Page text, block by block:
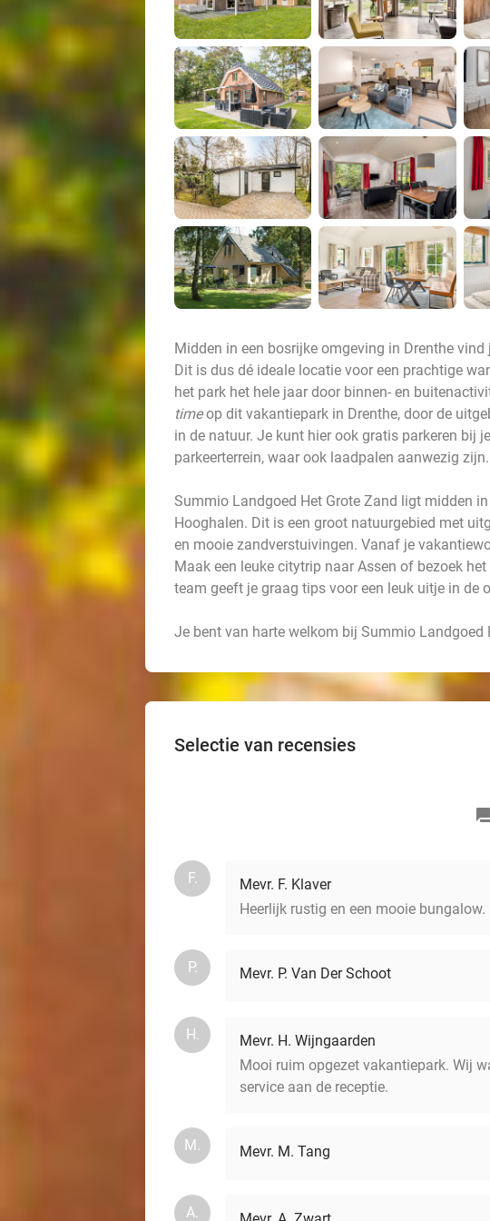
Midden in een bosrijke omgeving in Drenthe
Dit is dus dé ideale locatie voor een prachtige
het park het hele jaar door binnen- en
timeop dit vakantiepark in Drenthe, door de
in de natuur. Je kunt hier ook gratis parkeren bij
parkeerterrein, waar ook laadpalen aanwezig zijn.
Summio Landgoed Het Grote Zand ligt midden
Hooghalen. Dit is een groot natuurgebied met
en mooie zandverstuivingen. Vanaf je
Maak een leuke citytrip naar Assen of bezoek
team geeft je graag tips voor een leuk uitje in de
Je bent van harte welkom bij Summio Landgoed
Selectie van recensies
F.
Mevr. F. Klaver
Heerlijk rustig en een mooie bungalow.
P. Mevr. P. Van Der Schoot
H.
Mevr. H. Wijngaarden
Mooi ruim opgezet vakantiepark. Wij
service aan de receptie.
M. Mevr. M. Tang
A.